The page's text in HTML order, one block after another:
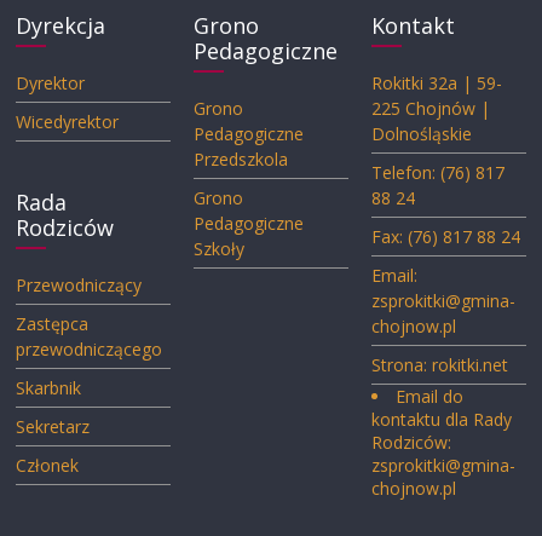
Dyrekcja
Dyrektor
Wicedyrektor
Rada
Rodziców
Przewodniczący
Zastępca
przewodniczącego
Skarbnik
Sekretarz
Członek
Grono
Pedagogiczne
Grono
Pedagogiczne
Przedszkola
Grono
Pedagogiczne
Szkoły
Kontakt
Rokitki 32a | 59-
225 Chojnów |
Dolnośląskie
Telefon: (76) 817
88 24
Fax: (76) 817 88 24
Email:
zsprokitki@gmina-
chojnow.pl
Strona: rokitki.net
Email do
kontaktu dla Rady
Rodziców:
zsprokitki@gmina-
chojnow.pl